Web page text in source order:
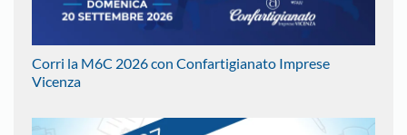
Corri la M6C 2026 con Confartigianato Imprese
Vicenza